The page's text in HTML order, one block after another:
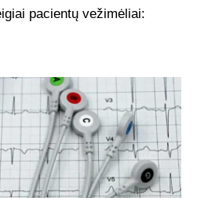
pacientų vežimėliai: